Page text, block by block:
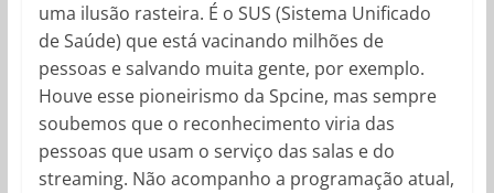
uma ilusão rasteira. É o SUS (Sistema Unificado
de Saúde) que está vacinando milhões de
pessoas e salvando muita gente, por exemplo.
Houve esse pioneirismo da Spcine, mas sempre
soubemos que o reconhecimento viria das
pessoas que usam o serviço das salas e do
streaming. Não acompanho a programação atual,